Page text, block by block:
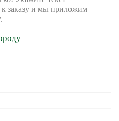
заказу и мы приложим